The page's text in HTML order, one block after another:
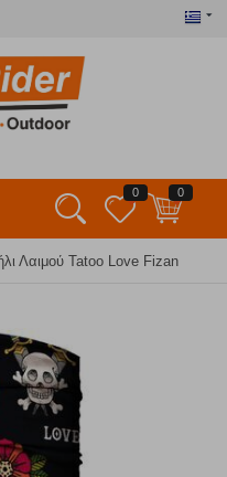
0 0
Λαιμού Tatoo Love Fizan